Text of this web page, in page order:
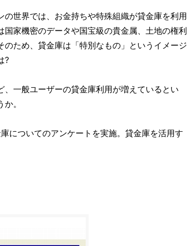
世界では、お金持ちや特殊組織が貸金庫を利用
家機密のデータや国宝級の貴金属、土地の権利
ため、貸金庫は「特別なもの」というイメージ
?
一般ユーザーの貸金庫利用が増えているとい
。
についてのアンケートを実施。貸金庫を活用す